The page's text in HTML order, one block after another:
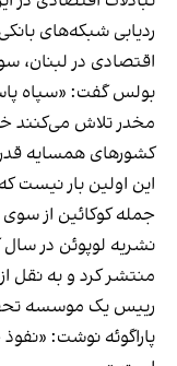
ردیابی شبکه‌های
اقتصادی در لبنان،
بولس گفت: «سپاه
مخدر تلاش می‌کنند
کشورهای همسایه
این اولین بار نیست
جمله کوکائین از
نشریه لوپوئن در
منتشر کرد و به نقل
رییس یک موسسه
پاراگوئه نوشت: «نفوذ